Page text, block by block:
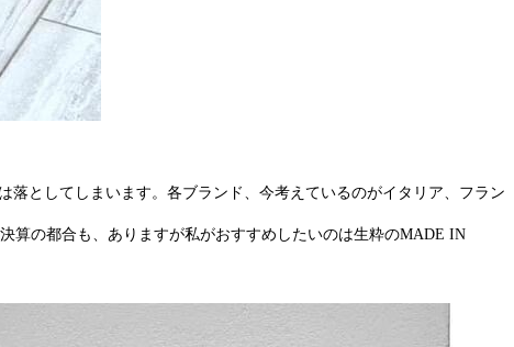
としてしまいます。各ブランド、今考えているのがイタリア、フラン
算の都合も、ありますが私がおすすめしたいのは生粋のMADE IN